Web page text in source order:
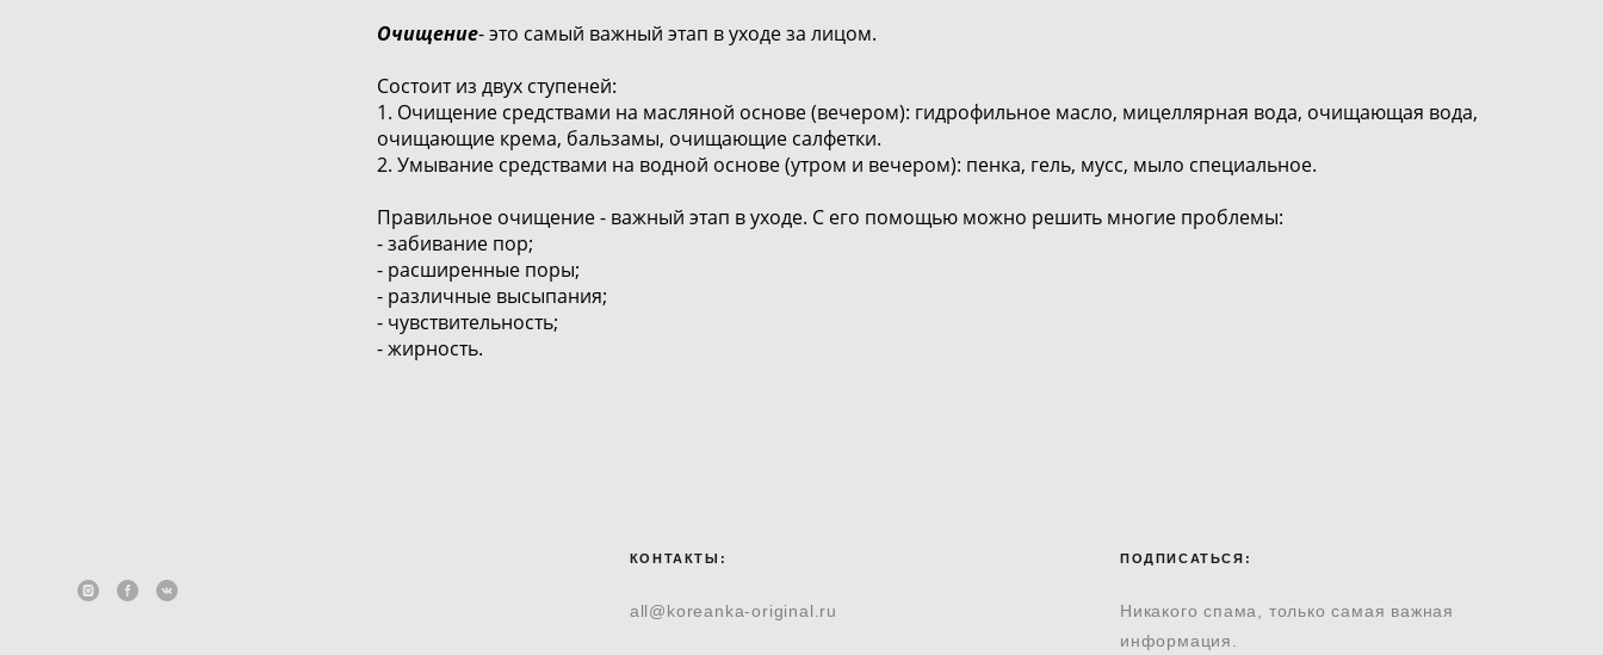
Очищение- это самый важный этап в уходе за лицом.
Состоит из двух ступеней:
1. Очищение средствами на масляной основе (вечером): гидрофильное масло, мицеллярная вода, очищающая вода,
очищающие крема, бальзамы, очищающие салфетки.
2. Умывание средствами на водной основе (утром и вечером): пенка, гель, мусс, мыло специальное.
Правильное очищение - важный этап в уходе. С его помощью можно решить многие проблемы:
- забивание пор;
- расширенные поры;
- различные высыпания;
- чувствительность;
- жирность.
КОНТАКТЫ:
all@koreanka-original.ru
ПОДПИСАТЬСЯ:
Никакого спама, только самая важная
информация.